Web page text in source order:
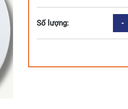
Số lượng:
CUA